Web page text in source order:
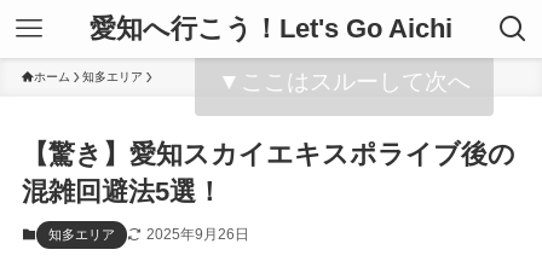
愛知へ行こう！Let's Go Aichi
ホーム 知多エリア
【驚き】愛知スカイエキスポライブ後の
混雑回避法5選！
知多エリア 2025年9月26日
▼ここはスルーして次へ